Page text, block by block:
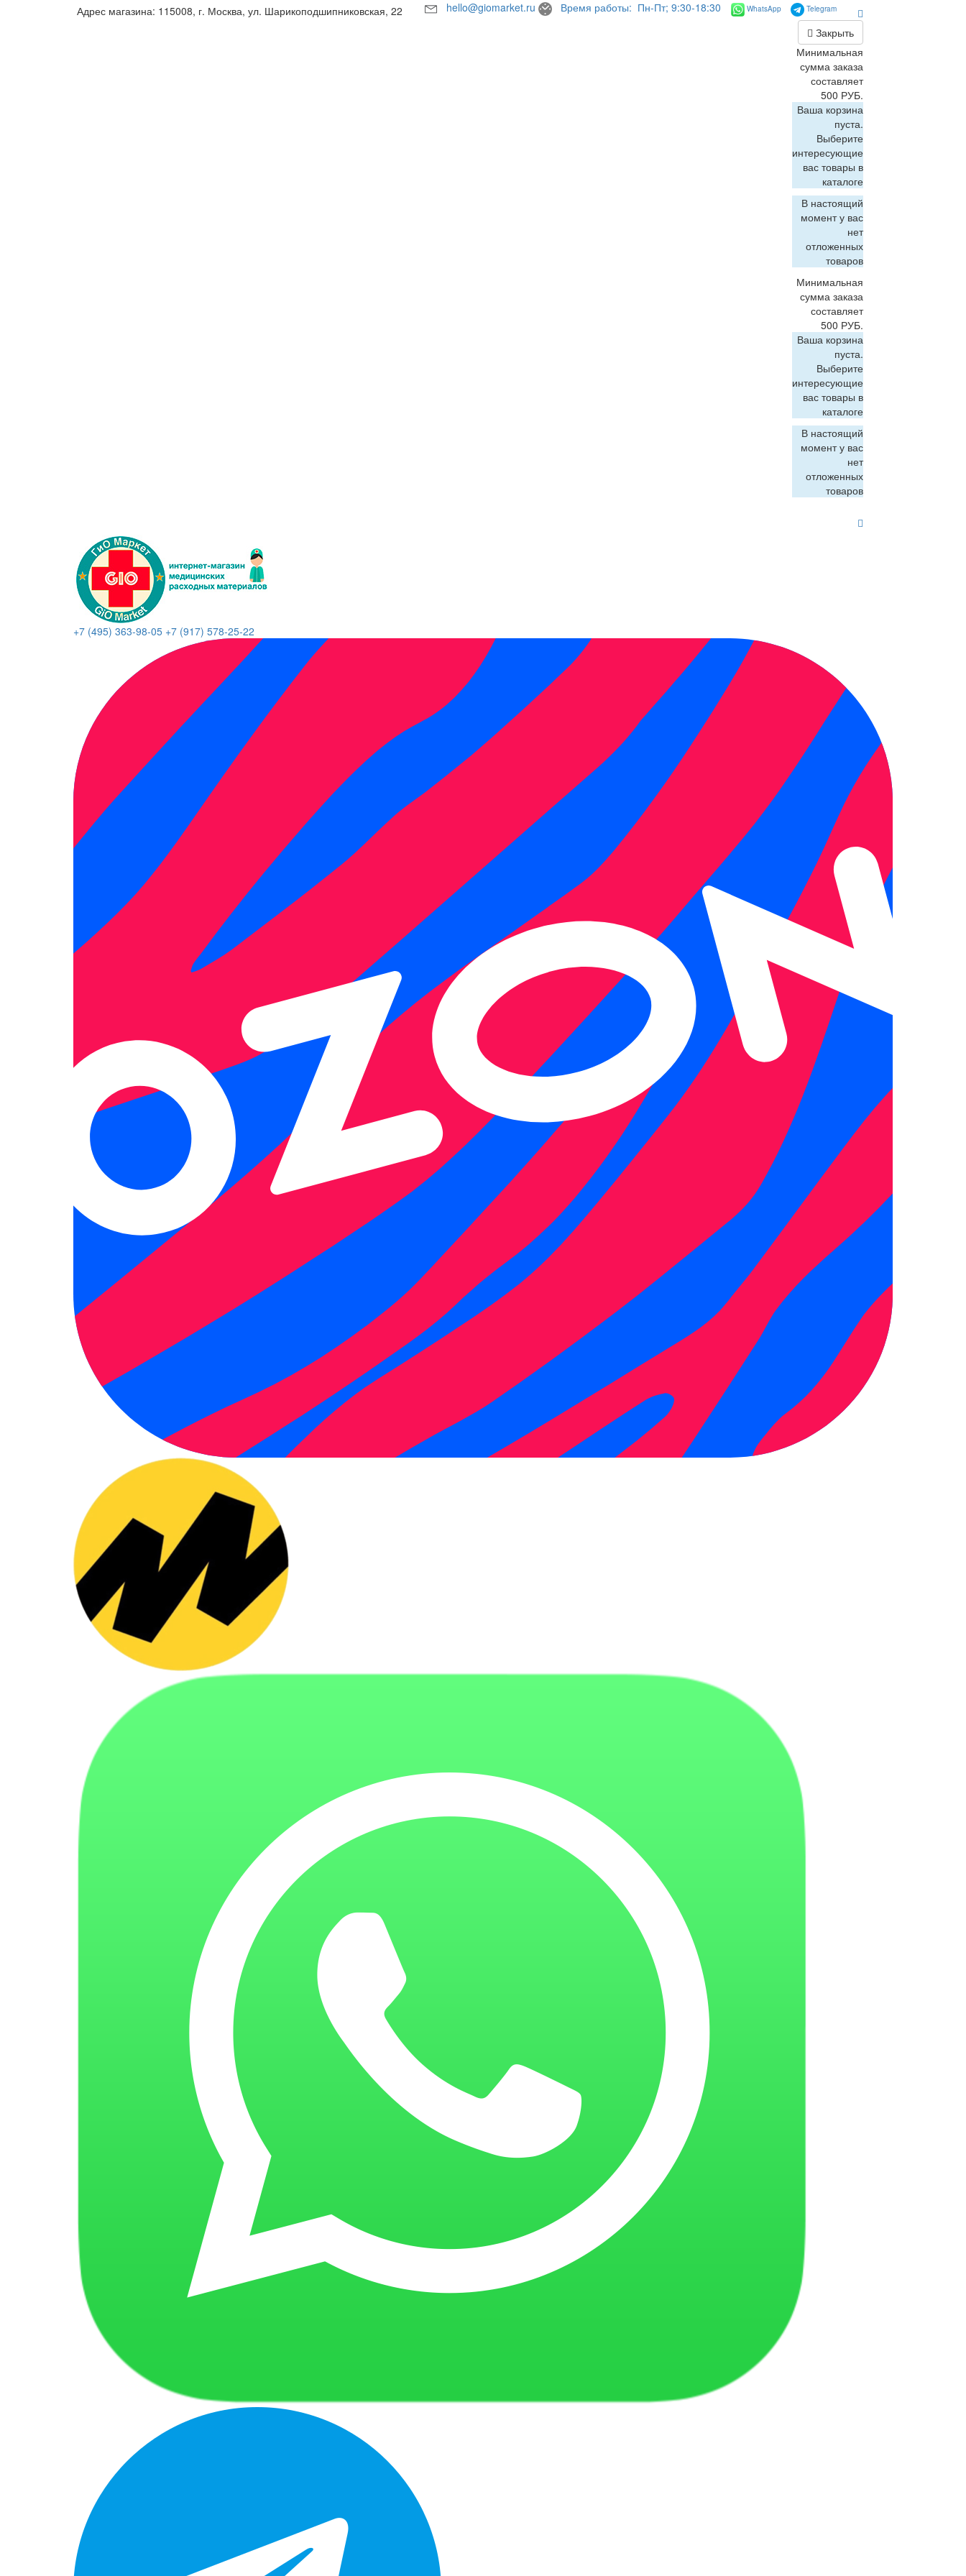
Адрес магазина: 115008, г. Москва, ул. Шарикоподшипниковская, 22 hello@giomarket.ru Время работы: Пн-Пт; 9:30-18:30 WhatsApp Telegram
Закрыть
Минимальная
сумма заказа
составляет
500 РУБ.
Ваша корзина
пуста.
Выберите
интересующие
вас товары в
каталоге
В настоящий
момент у вас
нет
отложенных
товаров
Минимальная
сумма заказа
составляет
500 РУБ.
Ваша корзина
пуста.
Выберите
интересующие
вас товары в
каталоге
В настоящий
момент у вас
нет
отложенных
товаров
+7 (495) 363-98-05 +7 (917) 578-25-22